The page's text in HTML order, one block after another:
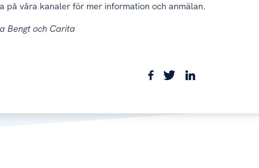
på våra kanaler för mer information och anmälan.
Bengt och Carita